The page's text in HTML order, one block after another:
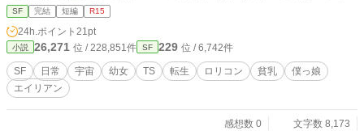
触手に襲われるセラさんの運命は？。 投稿中の〜隻眼の令
嬢、リーゼロッテさんはひきこもりたい！〜 https://www.alph
apolis.co.jp/novel/652357507/282796475 Side-15でいつか
使おうと思って寝かせていたお話です、半年以上経っても使
わなかったので本編から切り離し、３話分の文章を削って１
話完結の短編として投稿しました。 もちろんリーゼロッテさ
です。 ※本編のネタバレはありません。 ※「カクヨム」「小
SF 完結 短編 R15
24h.ポイント 21pt
小説 26,271 位 / 228,851件 SF 229 位 / 6,742件
SF 日常 宇宙 幼女 TS 転生 ロリコン 貧乳
僕っ娘
エイリアン
感想数 0
文字数 8,173